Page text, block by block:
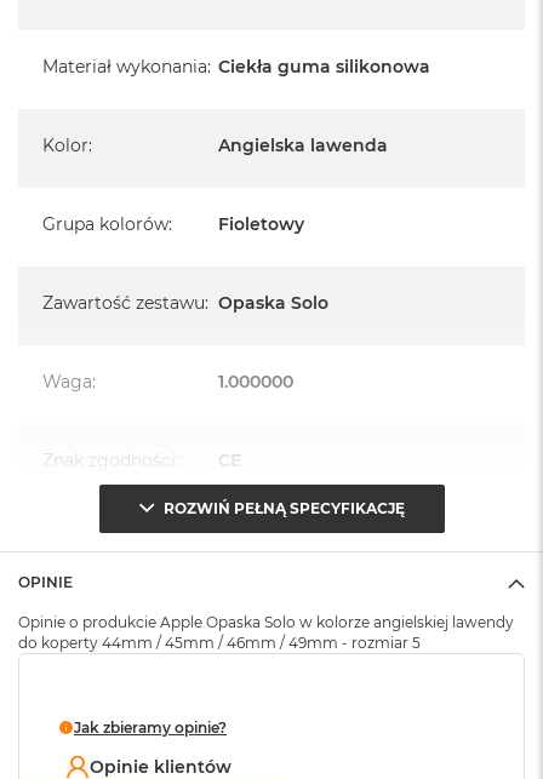
a
o
i
2
c
1
M
a
o
k
Materiał wykonania: Ciekła guma silikonowa
Kolor: Angielska lawenda
Grupa kolorów: Fioletowy
Zawartość zestawu: Opaska Solo
Waga: 1.000000
Znak zgodności : CE
Opakowanie
Serwisowe
ROZWIŃ PEŁNĄ SPECYFIKACJĘ
OPINIE
Opinie o produkcie Apple Opaska Solo w kolorze angielskiej lawendy
do koperty 44mm / 45mm / 46mm / 49mm - rozmiar 5
Jak zbieramy opinie?
Opinie klientów